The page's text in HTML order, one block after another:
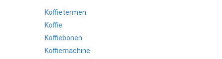
Koffietermen
Koffie
Koffiebonen
Koffiemachine